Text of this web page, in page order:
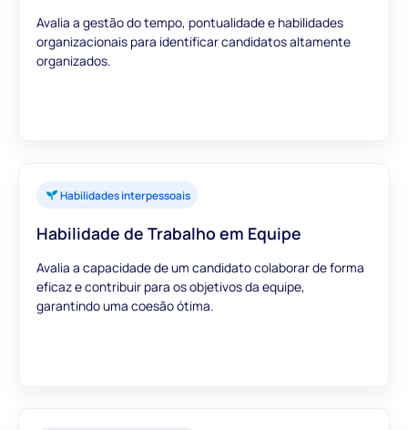
Avalia a gestão do tempo, pontualidade e habilidades
organizacionais para identificar candidatos altamente
organizados.
Habilidades interpessoais
Habilidade de Trabalho em Equipe
Avalia a capacidade de um candidato colaborar de forma
eficaz e contribuir para os objetivos da equipe,
garantindo uma coesão ótima.